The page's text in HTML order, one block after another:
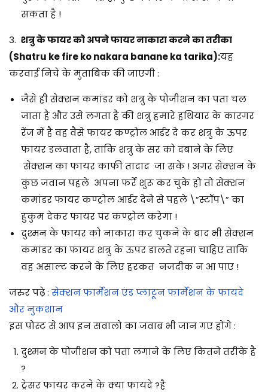
सकता है !
3. शत्रु के फायर को अपने फायर नाकारा करने का तरीका
(Shatru ke fire ko nakara banane ka tarika):यह
करवाई निचे के मुताबिक की जाएगी :
जैसे ही सेक्शन कमांडर को शत्रु के पोजीशन का पता चल
जाता है और उसे लगता है की शत्रु हमारे हथियार के कारगर
रेंज में है वह वैसे फायर कण्ट्रोल आर्डर दे कर शत्रु के ऊपर
फायर डलवाता है, ताकि शत्रु के सर को दबाने के लिए
सेक्शन का फायर काफी तादाद जा सके ! अगर सेक्शन के
कुछ जवान पहले अपना फर्रे शुरू कर चुके हो तो सेक्शन
कमांडर फायर कण्ट्रोल आर्डर देने से पहले \”स्टॉप\” का
हुकुम देकर फायर पर कण्ट्रोल करेगा !
दुश्मन के फायर को नाकारा कर चुकने के बाद भी सेक्शन
कमांडर का फायर शत्रु के ऊपर डालते रहना चाहिए ताकि
वह असाल्ट करने के लिए हरकत नजदीक न आ पाए !
जरुर पढ़े : सेक्शन फार्मेशन एंड प्लाटून फार्मेशन के फायदे
और नुकशान
इस पोस्ट से आप इन सवालो का जवाब भी जान गए होंगे :
दुश्मन के पोजीशन को पता लगाने के लिए कितने तरीके है
?
ट्रेसर फायर करने के क्या फायदे ?है